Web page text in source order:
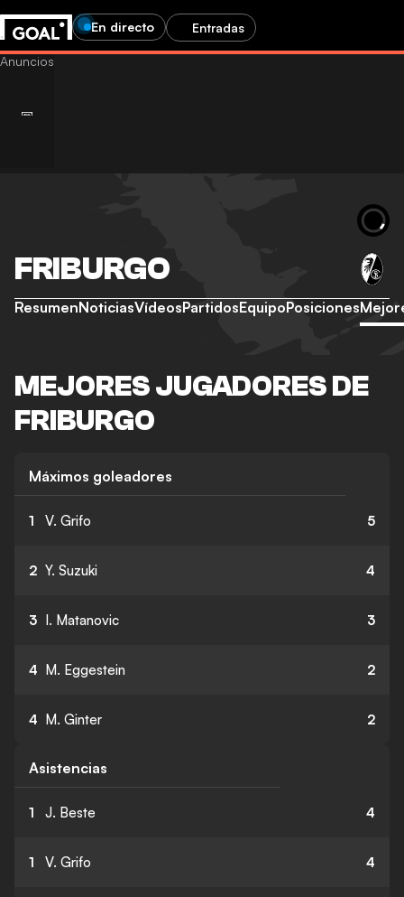
En directo Entradas
FRIBURGO
ResumenNoticiasVídeosPartidosEquipoPosiciones
MEJORES JUGADORES DE
FRIBURGO
Máximos goleadores
1 V. Grifo 5
2 Y. Suzuki 4
3 I. Matanovic 3
4 M. Eggestein 2
4 M. Ginter 2
Asistencias
1 J. Beste 4
1 V. Grifo 4